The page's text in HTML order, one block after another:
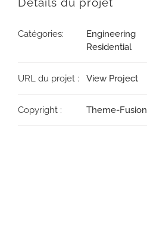
Catégories:
Engineering
Residential
URL du projet : View Project
Copyright : Theme-Fusion